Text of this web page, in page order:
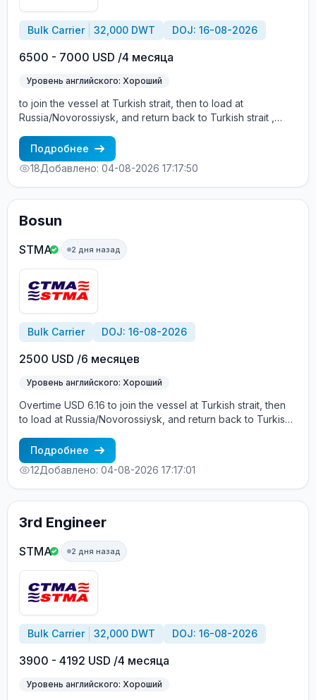
Bulk Carrier 32,000 DWT DOJ: 16-08-2026
6500 - 7000 USD /4 месяца
Уровень английского: Хороший
to join the vessel at Turkish strait, then to load at
Russia/Novorossiysk, and return back to Turkish strait ,
paid constantly during the contract + HRA bonus. Greek
Owner, CBA covered vessels, P&I club.
Подробнее
18Добавлено: 04-08-2026 17:17:50
Bosun
STMA 2 дня назад
Bulk Carrier DOJ: 16-08-2026
2500 USD /6 месяцев
Уровень английского: Хороший
Overtime USD 6.16 to join the vessel at Turkish strait, then
to load at Russia/Novorossiysk, and return back to Turkish
are paid constantly during the contract + HRA bonus. Greek
Owner, CBA covered vessels, P&I club.
Подробнее
12Добавлено: 04-08-2026 17:17:01
3rd Engineer
STMA 2 дня назад
Bulk Carrier 32,000 DWT DOJ: 16-08-2026
3900 - 4192 USD /4 месяца
Уровень английского: Хороший